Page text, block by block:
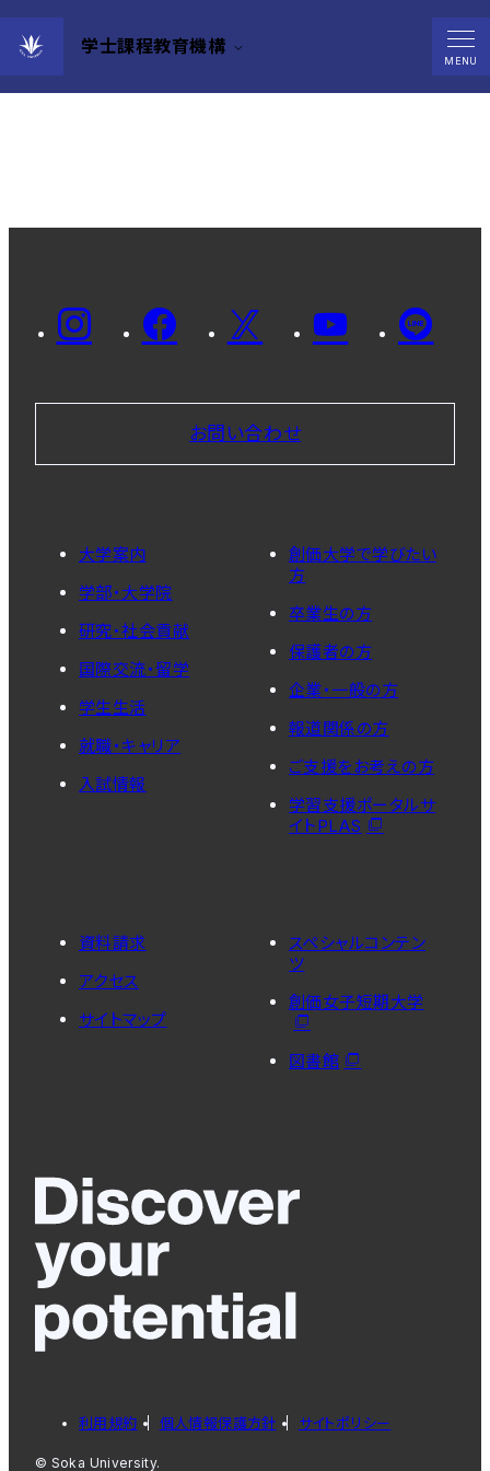
学士課程教育機構
MENU
お問い合わせ
大学案内
学部・大学院
研究・社会貢献
国際交流・留学
学生生活
就職・キャリア
入試情報
創価大学で学びたい
方
卒業生の方
保護者の方
企業・一般の方
報道関係の方
ご支援をお考えの方
学習支援ポータルサ
イトPLAS
資料請求
アクセス
サイトマップ
スペシャルコンテン
ツ
創価女子短期大学
図書館
利用規約 個人情報保護方針 サイトポリシー
© Soka University.